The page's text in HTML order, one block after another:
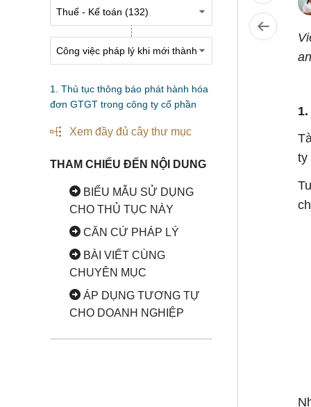
ty
1. Thủ tục thông báo phát hành hóa
đơn GTGT trong công ty cổ phần
Xem đầy đủ cây thư mục
THAM CHIẾU ĐẾN NỘI DUNG
BIỂU MẪU SỬ DỤNG
CHO THỦ TỤC NÀY
CĂN CỨ PHÁP LÝ
BÀI VIẾT CÙNG
CHUYÊN MỤC
ÁP DỤNG TƯƠNG TỰ
CHO DOANH NGHIỆP